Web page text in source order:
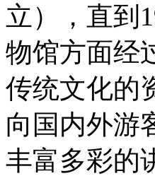
立），直到
物馆方面经
传统文化的
向国内外游
丰富多彩的